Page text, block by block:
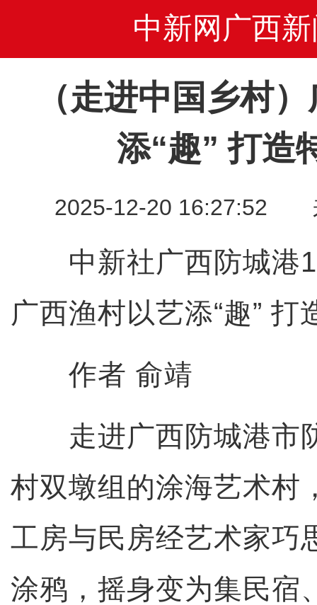
中新网广西新
（走进中国乡村
添“趣” 打造
2025-12-20 16:27:52
中新社广西防城港
广西渔村以艺添“趣” 打
作者 俞靖
走进广西防城港市
村双墩组的涂海艺术村
工房与民房经艺术家巧
涂鸦，摇身变为集民宿